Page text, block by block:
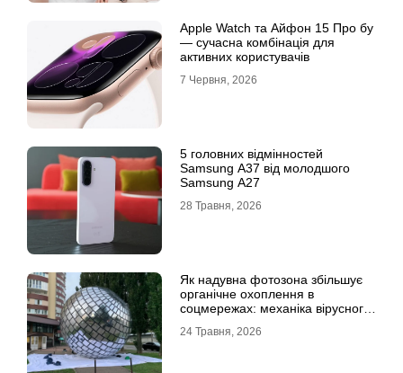
Apple Watch та Айфон 15 Про бу
— сучасна комбінація для
активних користувачів
7 Червня, 2026
5 головних відмінностей
Samsung A37 від молодшого
Samsung A27
28 Травня, 2026
Як надувна фотозона збільшує
органічне охоплення в
соцмережах: механіка вірусного
24 Травня, 2026